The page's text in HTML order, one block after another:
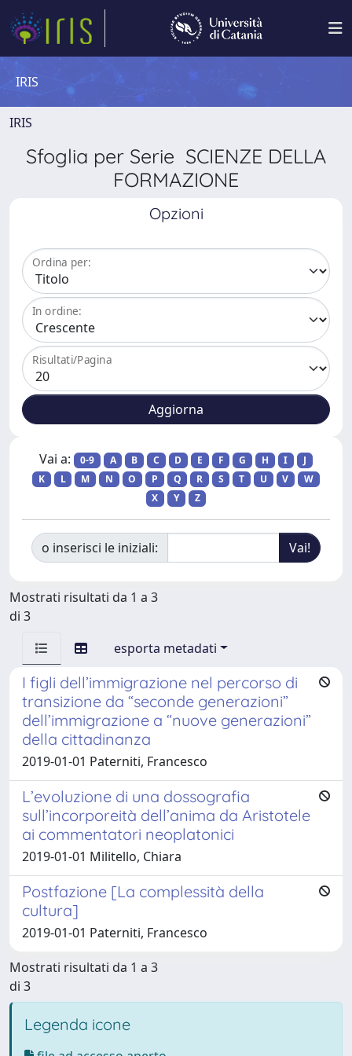
IRIS
IRIS
Sfoglia per Serie SCIENZE DELLA
FORMAZIONE
Opzioni
Ordina per:
In ordine:
Risultati/Pagina
Vai a: 0-9 A B C D E F G H I
J
K
L M N O P Q R S T U V
W
X
Y Z
o inserisci le iniziali:
Mostrati risultati da 1 a 3
di 3
esporta metadati
I figli dell’immigrazione nel percorso di
transizione da “seconde generazioni”
dell’immigrazione a “nuove generazioni”
della cittadinanza
2019-01-01 Paterniti, Francesco
L’evoluzione di una dossografia
sull’incorporeità dell’anima da Aristotele
ai commentatori neoplatonici
2019-01-01 Militello, Chiara
Postfazione [La complessità della
cultura]
2019-01-01 Paterniti, Francesco
Mostrati risultati da 1 a 3
di 3
Legenda icone